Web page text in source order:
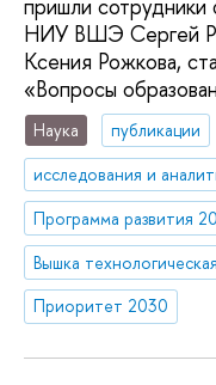
пришли сотрудники
НИУ ВШЭ Сергей
Ксения Рожкова,
«Вопросы
Наука
публикации
исследования и
Программа развития
Вышка технологическая
Приоритет 2030